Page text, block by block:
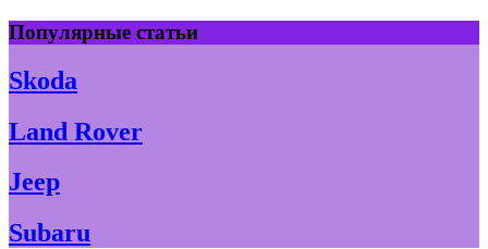
Skip
to
content
Популярные статьи
Skoda
Land Rover
Jeep
Subaru